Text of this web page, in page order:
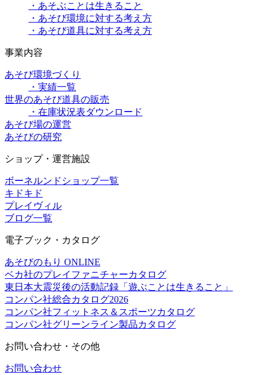
・あそぶことは生きること
・あそび環境に対する考え方
・あそび道具に対する考え方
事業内容
あそび環境づくり
・実績一覧
世界のあそび道具の販売
・在庫状況表ダウンロード
あそび場の運営
あそびの研究
ショップ・運営施設
ボーネルンドショップ一覧
キドキド
プレイヴィル
ブログ一覧
電子ブック・カタログ
あそびのもり ONLINE
ベカ社のプレイファニチャーカタログ
東日本大震災後の活動記録「遊ぶことは生きること」
コンパン社総合カタログ2026
コンパン社フィットネス＆スポーツカタログ
コンパン社グリーンライン製品カタログ
お問い合わせ・その他
お問い合わせ